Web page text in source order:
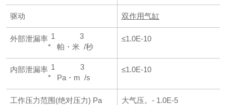
驱动 双作用气缸
外部泄漏率
*
1
帕・米
3
/秒
≤1.0E-10
内部泄漏率
*
1
Pa・m
3
/s
≤1.0E-10
工作压力范围 (绝对压力) Pa 大气压。- 1.0E-5